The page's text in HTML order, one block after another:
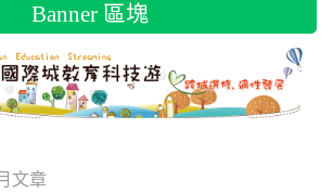
Banner 區塊
文章